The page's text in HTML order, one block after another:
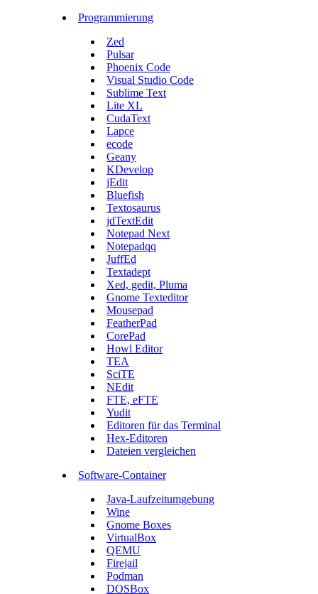
Programmierung
Zed
Pulsar
Phoenix Code
Visual Studio Code
Sublime Text
Lite XL
CudaText
Lapce
ecode
Geany
KDevelop
jEdit
Bluefish
Textosaurus
jdTextEdit
Notepad Next
Notepadqq
JuffEd
Textadept
Xed, gedit, Pluma
Gnome Texteditor
Mousepad
FeatherPad
CorePad
Howl Editor
TEA
SciTE
NEdit
FTE, eFTE
Yudit
Editoren für das Terminal
Hex-Editoren
Dateien vergleichen
Software-Container
Java-Laufzeitumgebung
Wine
Gnome Boxes
VirtualBox
QEMU
Firejail
Podman
DOSBox